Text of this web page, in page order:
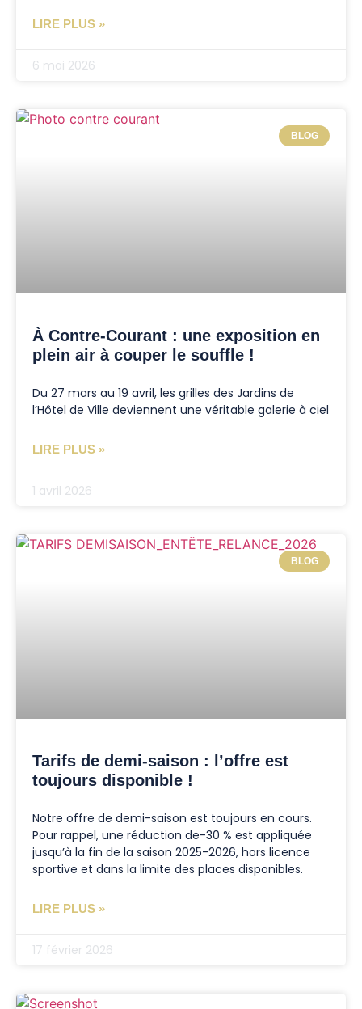
LIRE PLUS »
6 mai 2026
BLOG
À Contre-Courant : une exposition en
plein air à couper le souffle !
Du 27 mars au 19 avril, les grilles des Jardins de
l’Hôtel de Ville deviennent une véritable galerie à ciel
LIRE PLUS »
1 avril 2026
BLOG
Tarifs de demi-saison : l’offre est
toujours disponible !
Notre offre de demi-saison est toujours en cours.
Pour rappel, une réduction de-30 % est appliquée
jusqu’à la fin de la saison 2025-2026, hors licence
sportive et dans la limite des places disponibles.
LIRE PLUS »
17 février 2026